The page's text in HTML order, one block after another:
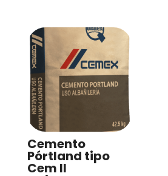
Cemento
Pórtland tipo
Cem II